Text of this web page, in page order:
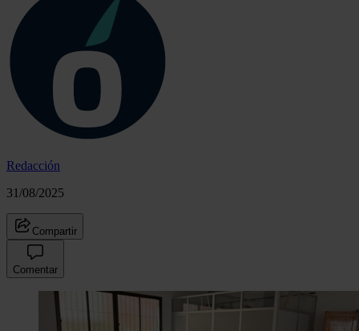
Redacción
31/08/2025
Compartir
Comentar